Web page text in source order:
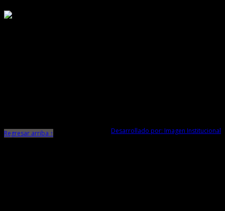
Desarrollado por: Imagen Institucional
Regresar arriba ↑